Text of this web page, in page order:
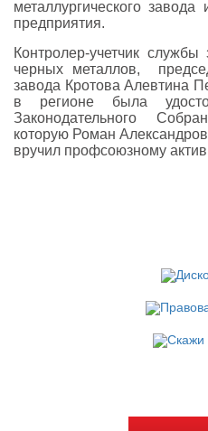
металлургического
предприятия.
Контролер-учетчик
черных металлов,
завода Кротова Алевтина
в регионе была
Законодательного
которую Роман
вручил профсоюзному